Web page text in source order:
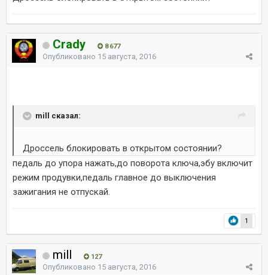
Crady 8 677
Опубликовано 15 августа, 2016
mill сказал:
Дроссель блокировать в открытом состоянии?
педаль до упора нажать,до поворота ключа,эбу включит
режим продувки,педаль главное до выключения
зажигания не отпускай.
1
mill 127
Опубликовано 15 августа, 2016